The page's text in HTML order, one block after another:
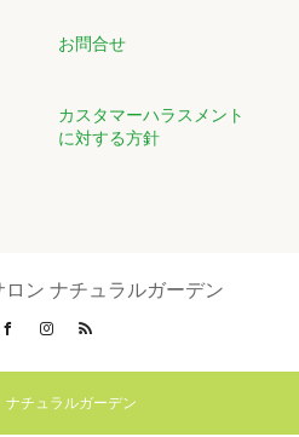
お問合せ
カスタマーハラスメント
に対する方針
ロン ナチュラルガーデン
FacebookInstagram
ナチュラルガーデン